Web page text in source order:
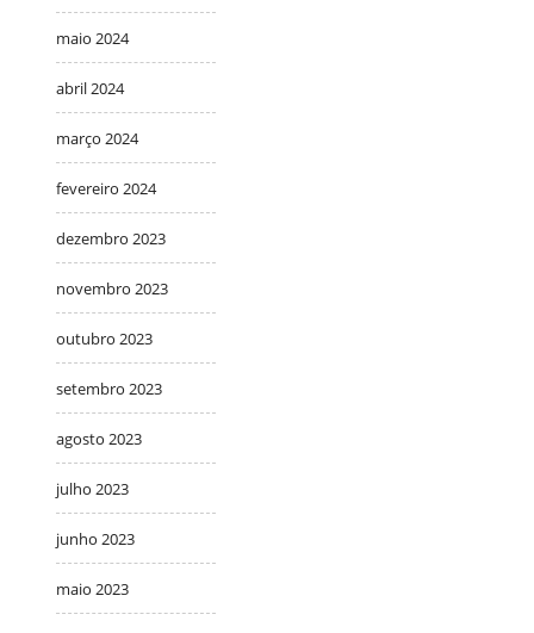
maio 2024
abril 2024
março 2024
fevereiro 2024
dezembro 2023
novembro 2023
outubro 2023
setembro 2023
agosto 2023
julho 2023
junho 2023
maio 2023